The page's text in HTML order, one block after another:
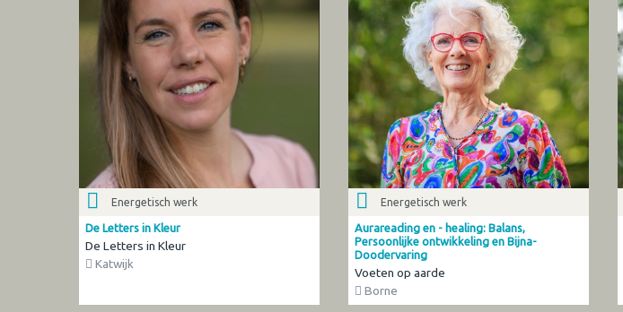
Energetisch werk
De Letters in Kleur
De Letters in Kleur
Katwijk
Energetisch werk
Aurareading en - healing: Balans,
Persoonlijke ontwikkeling en Bijna-
Doodervaring
Voeten op aarde
Borne